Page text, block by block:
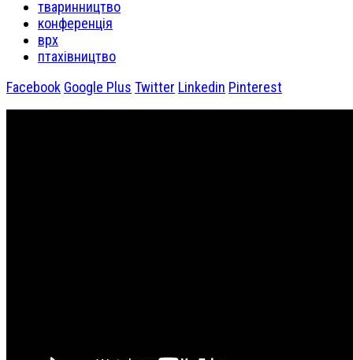
тваринництво
конференція
врх
птахівництво
Facebook Google Plus Twitter Linkedin Pinterest